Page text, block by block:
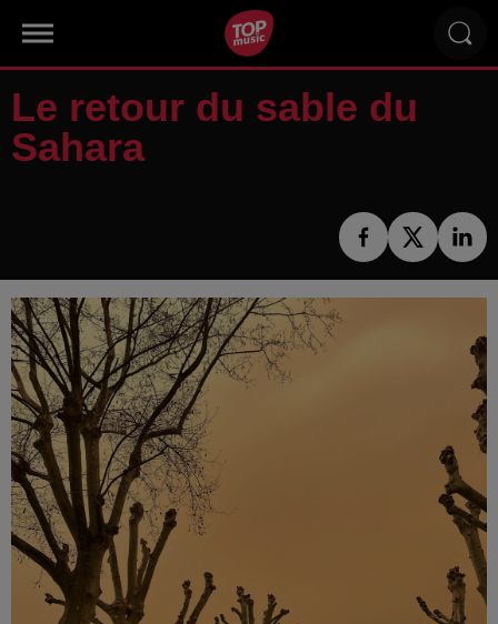
Le retour du sable du
Sahara